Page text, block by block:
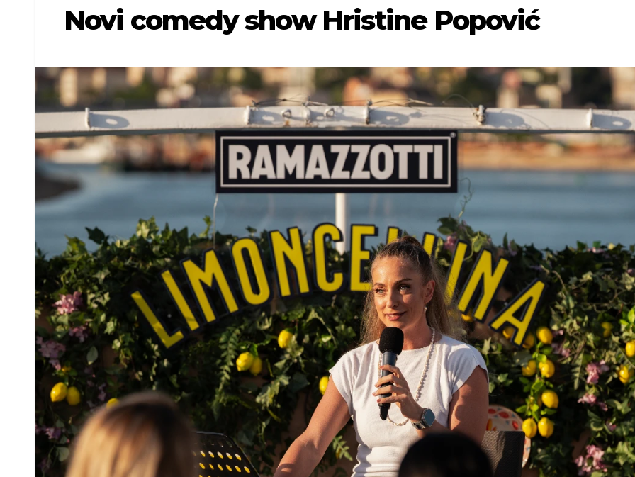
Novi comedy show Hristine Popović
VIKEND FERMARKET
Međunarodni
dan mačaka:
upoznajte
istanbulske
mace
na
rada